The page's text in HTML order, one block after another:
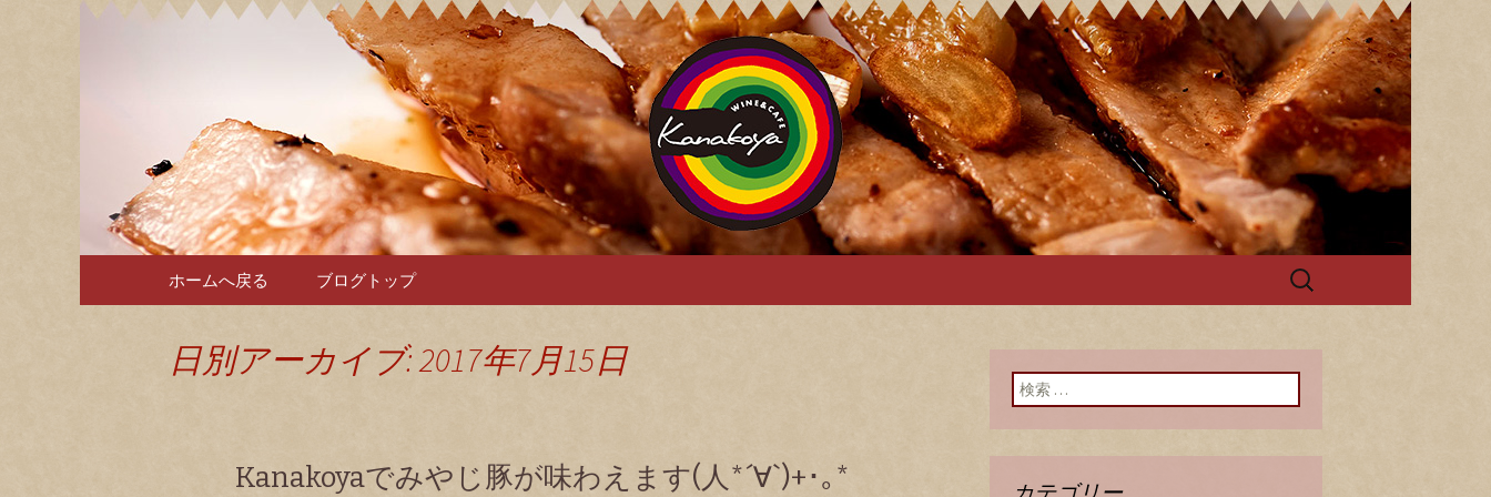
Kanakoya カナコヤのブログ
カナコヤよりお知らせ
コンテンツへ移動
ホームへ戻る ブログトップ
検
日別アーカイブ: 2017年7月15日
Kanakoyaでみやじ豚が味わえます(人*´∀`)+･｡*
検索: